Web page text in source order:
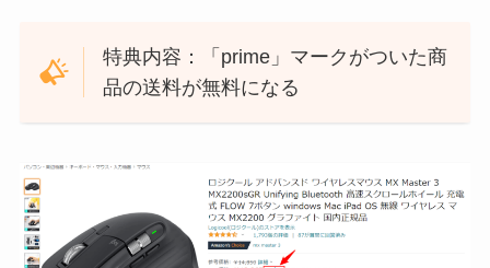
特典内容：「prime」マークがついた商
品の送料が無料になる